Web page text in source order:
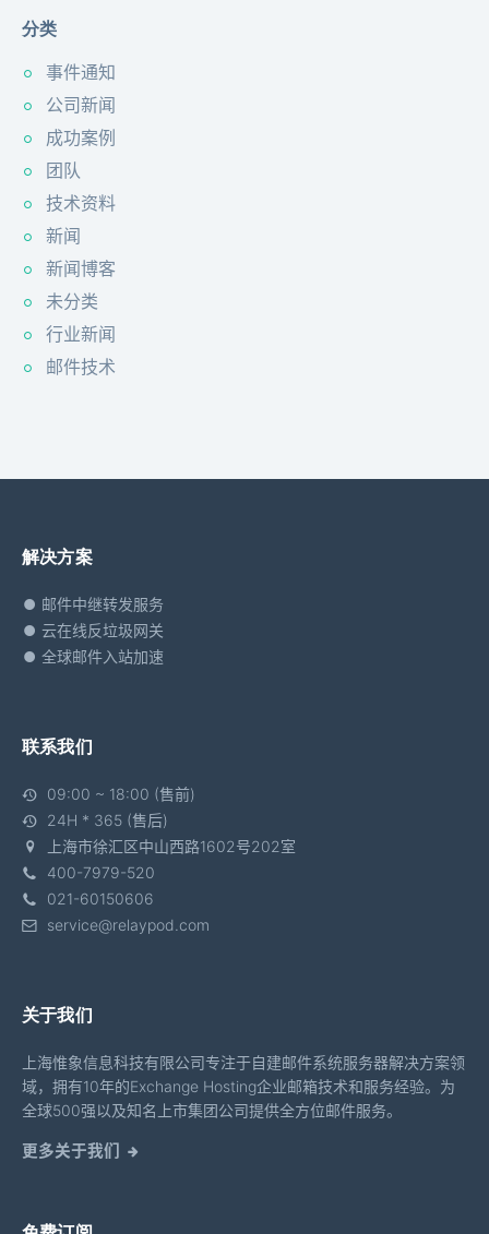
分类
事件通知
公司新闻
成功案例
团队
技术资料
新闻
新闻博客
未分类
行业新闻
邮件技术
解决方案
邮件中继转发服务
云在线反垃圾网关
全球邮件入站加速
联系我们
09:00 ~ 18:00 (售前)
24H * 365 (售后)
上海市徐汇区中山西路1602号202室
400-7979-520
021-60150606
service@relaypod.com
关于我们
上海惟象信息科技有限公司专注于自建邮件系统服务器解决方案领
域，拥有10年的Exchange Hosting企业邮箱技术和服务经验。为
全球500强以及知名上市集团公司提供全方位邮件服务。
更多关于我们